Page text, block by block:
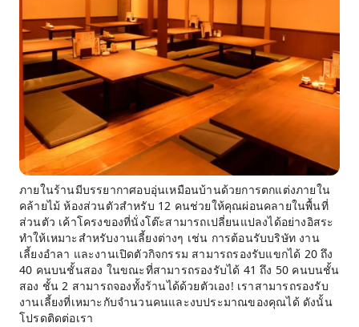
ภายในร้านมีบรรยากาศอบอุ่นเหมือนบ้านด้วยการตกแต่งภายใน
คล้ายไม้ ห้องส่วนตัวสำหรับ 12 คนช่วยให้คุณผ่อนคลายในพื้นที่
ส่วนตัว เค้าโครงของที่นั่งโต๊ะสามารถเปลี่ยนแปลงได้อย่างอิสระ
ทำให้เหมาะสำหรับงานเลี้ยงต่างๆ เช่น การต้อนรับบริษัท งาน
เลี้ยงอำลา และงานเปิดตัวกิจกรรม สามารถรองรับแขกได้ 20 ถึง
40 คนบนชั้นสอง ในขณะที่สามารถรองรับได้ 41 ถึง 50 คนบนชั้น
สอง ชั้น 2 สามารถจองทั้งร้านได้ด้วยตัวเอง! เราสามารถรองรับ
งานเลี้ยงที่เหมาะกับจำนวนคนและงบประมาณของคุณได้ ดังนั้น
โปรดติดต่อเรา